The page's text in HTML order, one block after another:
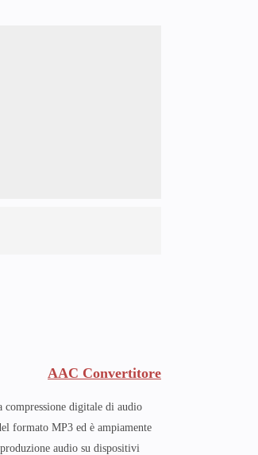
AAC Convertitore
digitale di audio
formato MP3 ed è ampiamente
audio su dispositivi